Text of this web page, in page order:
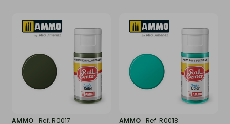
AMMO
Ref. R0017
AMMO
Ref. R0018